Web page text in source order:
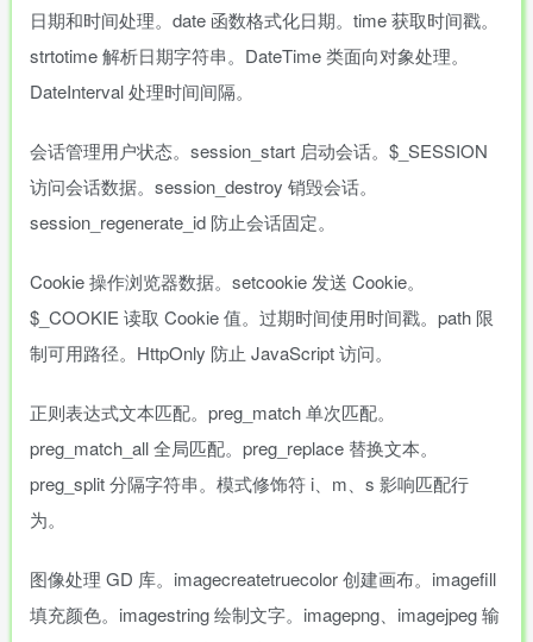
日期和时间处理。date 函数格式化日期。time 获取时间戳。
strtotime 解析日期字符串。DateTime 类面向对象处理。
DateInterval 处理时间间隔。
会话管理用户状态。session_start 启动会话。$_SESSION
访问会话数据。session_destroy 销毁会话。
session_regenerate_id 防止会话固定。
Cookie 操作浏览器数据。setcookie 发送 Cookie。
$_COOKIE 读取 Cookie 值。过期时间使用时间戳。path 限
制可用路径。HttpOnly 防止 JavaScript 访问。
正则表达式文本匹配。preg_match 单次匹配。
preg_match_all 全局匹配。preg_replace 替换文本。
preg_split 分隔字符串。模式修饰符 i、m、s 影响匹配行
为。
图像处理 GD 库。imagecreatetruecolor 创建画布。imagefill
填充颜色。imagestring 绘制文字。imagepng、imagejpeg 输